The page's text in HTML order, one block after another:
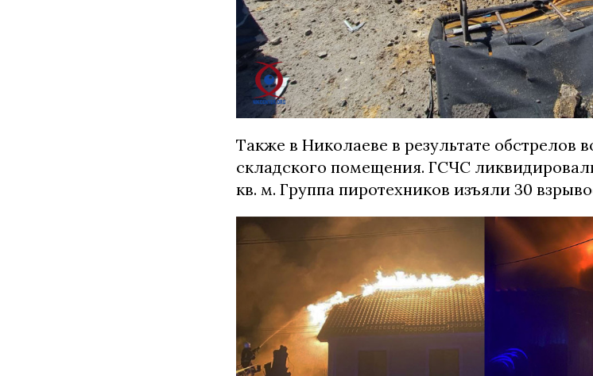
Также в Николаеве в результате обстрелов
складского помещения. ГСЧС
кв. м. Группа пиротехников изъяли 30